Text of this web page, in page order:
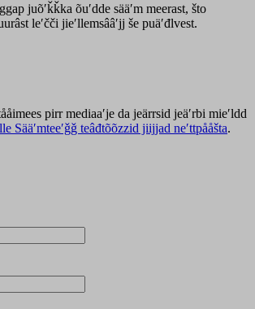
juõʹǩǩka õuʹdde sääʹm meerast, što
leʹčči jieʹllemsââʹjj še puäʹđlvest.
pirr mediaaʹje da jeärrsid jeäʹrbi mieʹldd
Sääʹmteeʹǧǧ teâđtõõzzid jiijjad neʹttpååšta.